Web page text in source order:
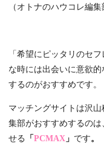
（オトナのハウコレ編集
「希望にピッタリのセ
な時には出会いに意欲
するのがおすすめです。
マッチングサイトは沢
集部がおすすめするの
せる
「 PCMAX 」 です。